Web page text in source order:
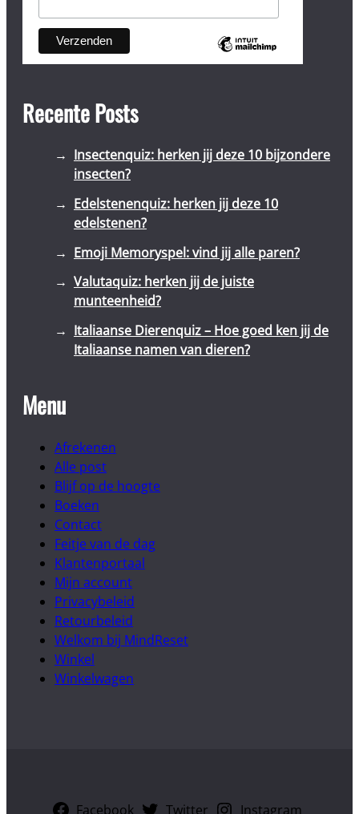
Recente Posts
Insectenquiz: herken jij deze 10 bijzondere
insecten?
Edelstenenquiz: herken jij deze 10
edelstenen?
Emoji Memoryspel: vind jij alle paren?
Valutaquiz: herken jij de juiste
munteenheid?
Italiaanse Dierenquiz – Hoe goed ken jij de
Italiaanse namen van dieren?
Menu
Afrekenen
Alle post
Blijf op de hoogte
Boeken
Contact
Feitje van de dag
Klantenportaal
Mijn account
Privacybeleid
Retourbeleid
Welkom bij MindReset
Winkel
Winkelwagen
Facebook Twitter Instagram